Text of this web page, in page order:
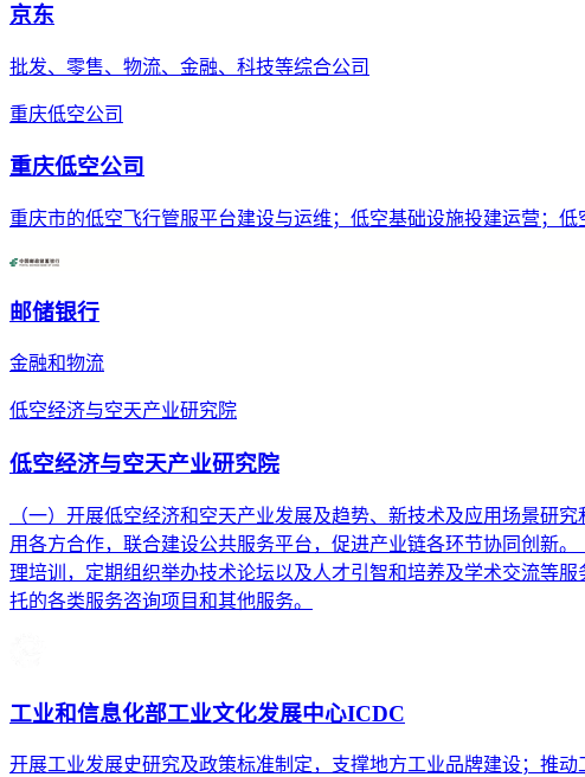
京东
批发、零售、物流、金融、科技等综合公司
重庆低空公司
重庆低空公司
重庆市的低空飞行管服平台建设与运维；低空基础设施投建运营；
邮储银行
金融和物流
低空经济与空天产业研究院
低空经济与空天产业研究院
（一）开展低空经济和空天产业发展及趋势、新技术及应用场景研
用各方合作，联合建设公共服务平台，促进产业链各环节协同创新
理培训，定期组织举办技术论坛以及人才引智和培养及学术交流等
托的各类服务咨询项目和其他服务。
工业和信息化部工业文化发展中心ICDC
开展工业发展史研究及政策标准制定，支撑地方工业品牌建设；推